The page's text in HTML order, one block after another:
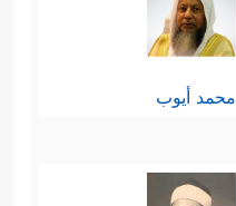
محمد أيوب